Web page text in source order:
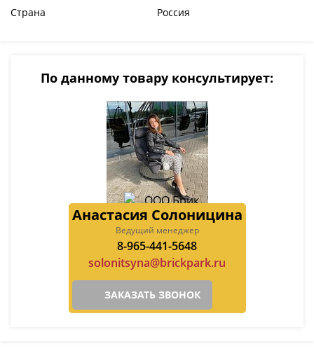
Страна Россия
По данному товару консультирует:
Анастасия Солоницина
Ведущий менеджер
8-965-441-5648
solonitsyna@brickpark.ru
ЗАКАЗАТЬ ЗВОНОК